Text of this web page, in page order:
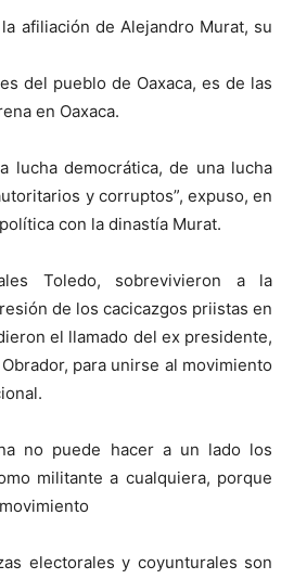
afiliación de Alejandro Murat, su
del pueblo de Oaxaca, es de las
en Oaxaca.
lucha democrática, de una lucha
y corruptos”, expuso, en
con la dinastía Murat.
Toledo, sobrevivieron a la
de los cacicazgos priistas en
el llamado del ex presidente,
para unirse al movimiento
no puede hacer a un lado los
militante a cualquiera, porque
electorales y coyunturales son